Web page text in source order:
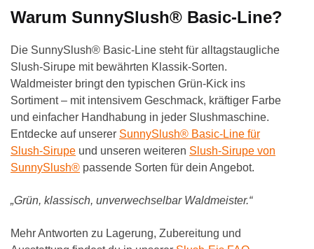
Warum SunnySlush® Basic-Line?
Die SunnySlush® Basic-Line steht für alltagstaugliche
Slush-Sirupe mit bewährten Klassik-Sorten.
Waldmeister bringt den typischen Grün-Kick ins
Sortiment – mit intensivem Geschmack, kräftiger Farbe
und einfacher Handhabung in jeder Slushmaschine.
Entdecke auf unserer SunnySlush® Basic-Line für
Slush-Sirupe und unseren weiteren Slush-Sirupe von
SunnySlush® passende Sorten für dein Angebot.
„Grün, klassisch, unverwechselbar Waldmeister.“
Mehr Antworten zu Lagerung, Zubereitung und